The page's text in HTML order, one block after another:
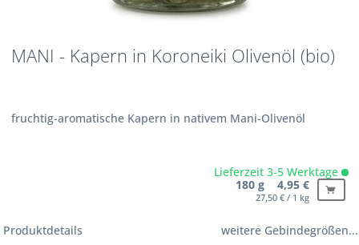
MANI - Kapern in Koroneiki Olivenöl (bio)
fruchtig-aromatische Kapern in nativem Mani-Olivenöl
Lieferzeit 3-5 Werktage
180 g 4,95 €
27,50 € / 1 kg
Produktdetails weitere Gebindegrößen...